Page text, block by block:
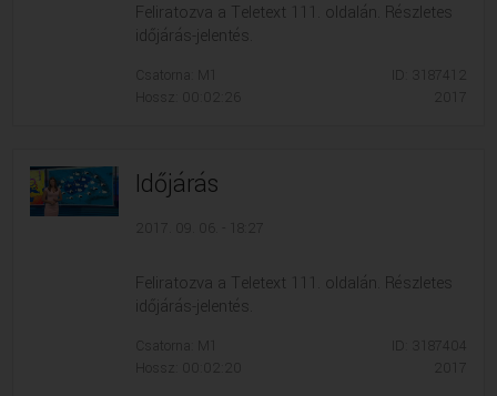
Feliratozva a Teletext 111. oldalán. Részletes
időjárás-jelentés.
Csatorna: M1
Hossz: 00:02:26
ID: 3187412
2017
Időjárás
2017. 09. 06. - 18:27
Feliratozva a Teletext 111. oldalán. Részletes
időjárás-jelentés.
Csatorna: M1
Hossz: 00:02:20
ID: 3187404
2017